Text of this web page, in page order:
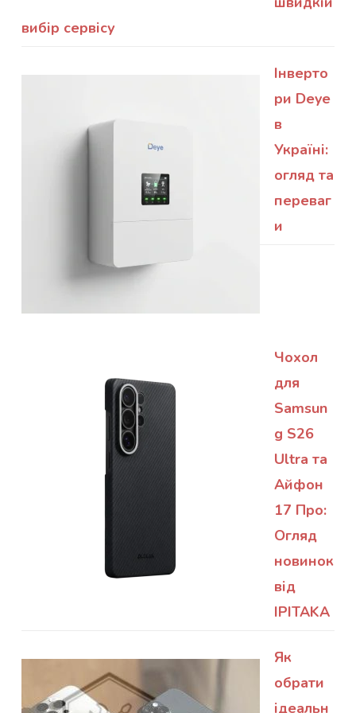
вибір сервісу
Інверто
ри Deye
в
Україні:
огляд та
переваг
и
Чохол
для
Samsun
g S26
Ultra та
Айфон
17 Про:
Огляд
новинок
від
IPITAKA
Як
обрати
ідеальн